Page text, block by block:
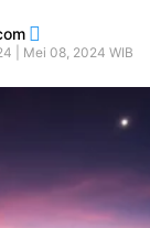
| Mei 08, 2024 WIB